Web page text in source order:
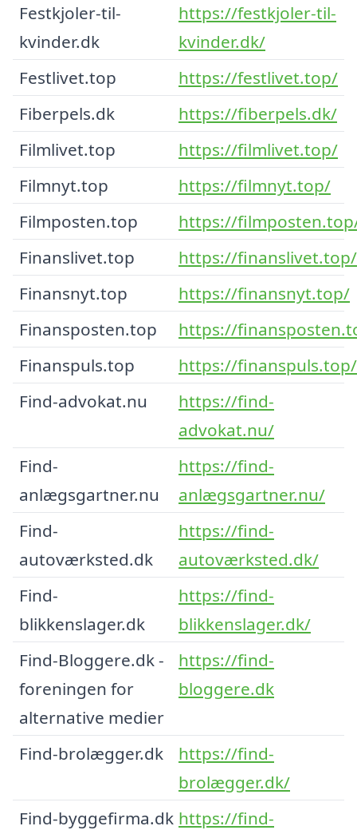
Festkjoler-til-
kvinder.dk
https://festkjoler-til-
kvinder.dk/
Festlivet.top
https://festlivet.top/
Fiberpels.dk
https://fiberpels.dk/
Filmlivet.top
https://filmlivet.top/
Filmnyt.top
https://filmnyt.top/
Filmposten.top
https://
Finanslivet.top
https://finanslivet.top/
Finansnyt.top
https://finansnyt.top/
Finansposten.top
https://
Finanspuls.top
https://finanspuls.top/
Find-advokat.nu
https://find-
advokat.nu/
Find-
anlægsgartner.nu
https://find-
anlægsgartner.nu/
Find-
autoværksted.dk
https://find-
autoværksted.dk/
Find-
blikkenslager.dk
https://find-
blikkenslager.dk/
Find-Bloggere.dk -
foreningen for
alternative medier
https://find-
bloggere.dk
Find-brolægger.dk
https://find-
brolægger.dk/
Find-byggefirma.dk https://find-